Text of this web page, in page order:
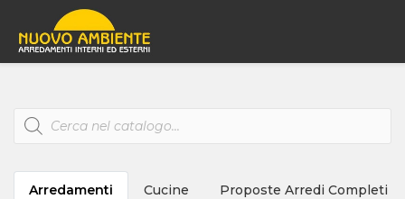
Products
search
Arredamenti Cucine Proposte Arredi Completi